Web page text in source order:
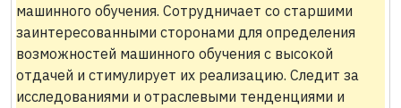
машинного обучения. Сотрудничает со старшими
заинтересованными сторонами для определения
возможностей машинного обучения с высокой
отдачей и стимулирует их реализацию. Следит за
исследованиями и отраслевыми тенденциями и